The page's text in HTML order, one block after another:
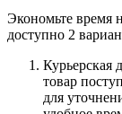
Экономьте время
доступно 2
Курьерская
товар
для